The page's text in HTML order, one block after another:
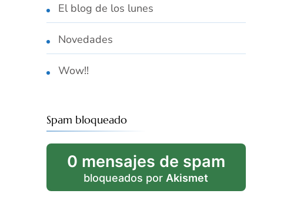
El blog de los lunes
Novedades
Wow!!
Spam bloqueado
0 mensajes de spam
bloqueados por Akismet